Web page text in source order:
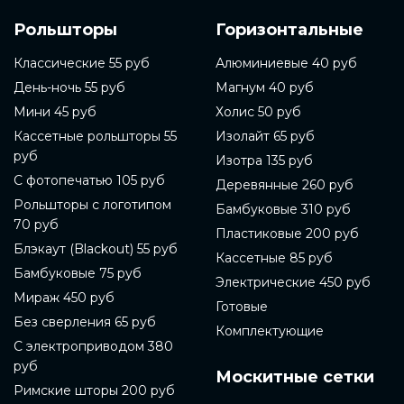
которые позволяют легко настроить свет в вашей
компании и наслаждайтесь своим новым
интерьером. Готовые рольшторы - это один из
самых популярных видов оконных штор. Они
позволяют регулировать проникновение света в
комнату, а также защищают от солнечных лучей.
Готовые рольшторы можно купить в магазинах, в
интернет-магазинах или заказать на сайте
компании-производителя. В данной статье мы
расскажем подробнее о том, как выбрать и купить
готовые рольшторы.
Перед покупкой готовых рольштор необходимо
определиться с материалом. Готовые рольшторы
могут быть изготовлены из ткани, металла, пластика
или дерева. В зависимости от выбранного
материала, шторы могут выполнять разные
функции. Например, готовые рольшторы из ткани
могут создать уютную атмосферу, а металлические
готовые рольшторы могут быть более прочными и
защищать от солнечного света.
Также стоит обратить внимание на систему
Рольшторы
Классические 55 руб
День-ночь 55 руб
Мини 45 руб
Кассетные рольшторы 55
руб
С фотопечатью 105 руб
Рольшторы с логотипом
70 руб
Блэкаут (Blackout) 55 руб
Бамбуковые 75 руб
Мираж 450 руб
Без сверления 65 руб
С электроприводом 380
руб
Римские шторы 200 руб
Горизонтальные
Алюминиевые 40 руб
Магнум 40 руб
Холис 50 руб
Изолайт 65 руб
Изотра 135 руб
Деревянные 260 руб
Бамбуковые 310 руб
Пластиковые 200 руб
Кассетные 85 руб
Электрические 450 руб
Готовые
Комплектующие
Москитные сетки